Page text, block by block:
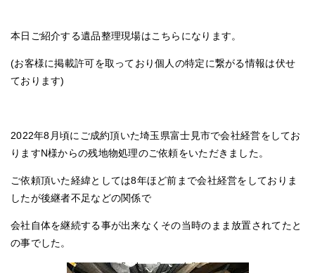
本日ご紹介する遺品整理現場はこちらになります。
(お客様に掲載許可を取っており個人の特定に繋がる情報は伏せ
ております)
2022年8月頃にご成約頂いた埼玉県富士見市で会社経営をしてお
りますN様からの残地物処理のご依頼をいただきました。
ご依頼頂いた経緯としては8年ほど前まで会社経営をしておりま
したが後継者不足などの関係で
会社自体を継続する事が出来なくその当時のまま放置されてたと
の事でした。